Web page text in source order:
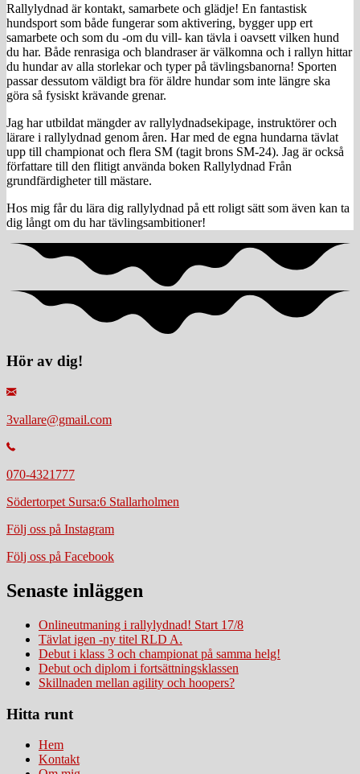
Rallylydnad är kontakt, samarbete och glädje! En fantastisk
hundsport som både fungerar som aktivering, bygger upp ert
samarbete och som du -om du vill- kan tävla i oavsett vilken hund
du har. Både renrasiga och blandraser är välkomna och i rallyn hittar
du hundar av alla storlekar och typer på tävlingsbanorna! Sporten
passar dessutom väldigt bra för äldre hundar som inte längre ska
göra så fysiskt krävande grenar.
Jag har utbildat mängder av rallylydnadsekipage, instruktörer och
lärare i rallylydnad genom åren. Har med de egna hundarna tävlat
upp till championat och flera SM (tagit brons SM-24). Jag är också
författare till den flitigt använda boken Rallylydnad Från
grundfärdigheter till mästare.
Hos mig får du lära dig rallylydnad på ett roligt sätt som även kan ta
dig långt om du har tävlingsambitioner!
Hör av dig!
3vallare@gmail.com
070-4321777
Södertorpet Sursa:6 Stallarholmen
Följ oss på Instagram
Följ oss på Facebook
Senaste inläggen
Onlineutmaning i rallylydnad! Start 17/8
Tävlat igen -ny titel RLD A.
Debut i klass 3 och championat på samma helg!
Debut och diplom i fortsättningsklassen
Skillnaden mellan agility och hoopers?
Hitta runt
Hem
Kontakt